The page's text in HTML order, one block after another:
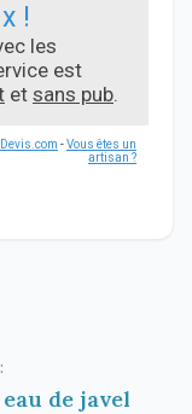
!
les
est
et sans pub.
-Vous êtes un
artisan ?
eau de javel